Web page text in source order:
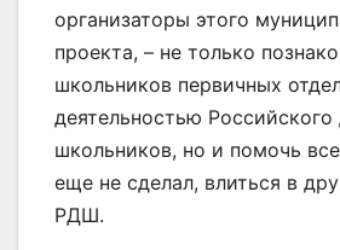
организаторы этого
проекта, – не только
школьников первичных
деятельностью
школьников, но и помочь
еще не сделал, влиться в
РДШ.